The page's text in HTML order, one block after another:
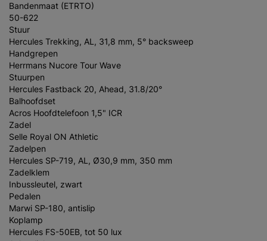
Bandenmaat (ETRTO)
50-622
Stuur
Hercules Trekking, AL, 31,8 mm, 5° backsweep
Handgrepen
Herrmans Nucore Tour Wave
Stuurpen
Hercules Fastback 20, Ahead, 31.8/20°
Balhoofdset
Acros Hoofdtelefoon 1,5" ICR
Zadel
Selle Royal ON Athletic
Zadelpen
Hercules SP-719, AL, Ø30,9 mm, 350 mm
Zadelklem
Inbussleutel, zwart
Pedalen
Marwi SP-180, antislip
Koplamp
Hercules FS-50EB, tot 50 lux